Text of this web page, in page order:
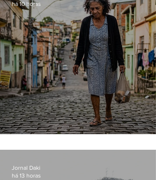
há 10 horas
Jornal Daki
há 13 horas